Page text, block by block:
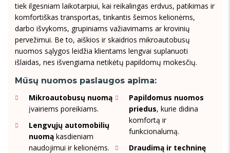
tiek ilgesniam laikotarpiui, kai reikalingas erdvus, patikimas ir
komfortiškas transportas, tinkantis šeimos kelionėms,
darbo išvykoms, grupiniams važiavimams ar krovinių
pervežimui. Be to, aiškios ir skaidrios mikroautobusų
nuomos sąlygos leidžia klientams lengvai suplanuoti
išlaidas, nes išvengiama netikėtų papildomų mokesčių.
Mūsų nuomos paslaugos apima:
Mikroautobusų nuomą
įvairiems poreikiams.
Lengvųjų automobilių
nuomą kasdieniam
naudojimui ir kelionėms.
Papildomus nuomos
priedus, kurie didina
komfortą ir
funkcionalumą.
Draudimą ir techninę